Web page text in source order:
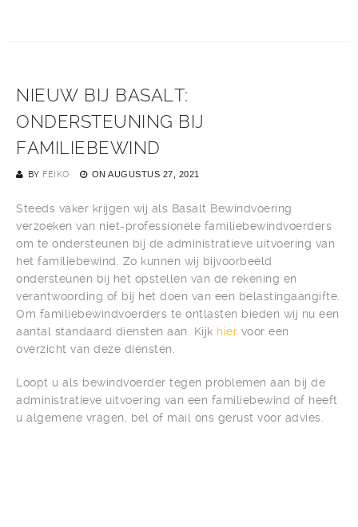
NIEUW BIJ BASALT:
ONDERSTEUNING BIJ
FAMILIEBEWIND
BY FEIKO ON AUGUSTUS 27, 2021
Steeds vaker krijgen wij als Basalt Bewindvoering
verzoeken van niet-professionele familiebewindvoerders
om te ondersteunen bij de administratieve uitvoering van
het familiebewind. Zo kunnen wij bijvoorbeeld
ondersteunen bij het opstellen van de rekening en
verantwoording of bij het doen van een belastingaangifte.
Om familiebewindvoerders te ontlasten bieden wij nu een
aantal standaard diensten aan. Kijk hier voor een
overzicht van deze diensten.
Loopt u als bewindvoerder tegen problemen aan bij de
administratieve uitvoering van een familiebewind of heeft
u algemene vragen, bel of mail ons gerust voor advies.